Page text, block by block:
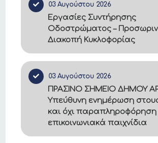
03 Αυγούστου 2026
Εργασίες Συντήρησης
Οδοστρώματος –
Διακοπή Κυκλοφορίας
03 Αυγούστου 2026
ΠΡΑΣΙΝΟ ΣΗΜΕΙΟ ΔΗΜΟΥ
Υπεύθυνη ενημέρωση
και όχι παραπληροφόρηση
επικοινωνιακά παιχνίδια